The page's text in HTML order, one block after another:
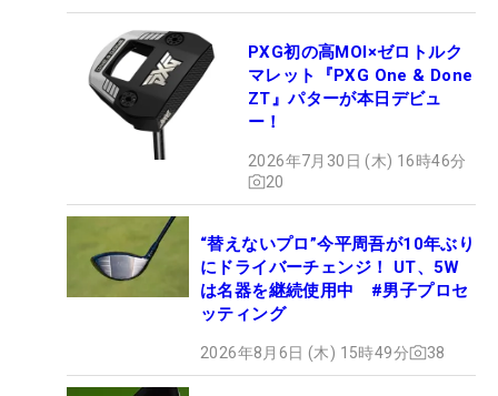
PXG初の高MOI×ゼロトルク
マレット『PXG One & Done
ZT』パターが本日デビュ
ー！
2026年7月30日 (木) 16時46分
20
“替えないプロ”今平周吾が10年ぶり
にドライバーチェンジ！ UT、5W
は名器を継続使用中 #男子プロセ
ッティング
2026年8月6日 (木) 15時49分 38